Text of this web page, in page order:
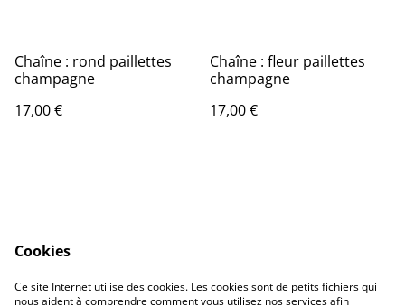
Chaîne : rond paillettes
champagne
17,00 €
Chaîne : fleur paillettes
champagne
17,00 €
Contact Us
Legal Terms
Privacy Policy
Cookie Policy
Cookies
Ce site Internet utilise des cookies. Les cookies sont de petits fichiers qui
nous aident à comprendre comment vous utilisez nos services afin